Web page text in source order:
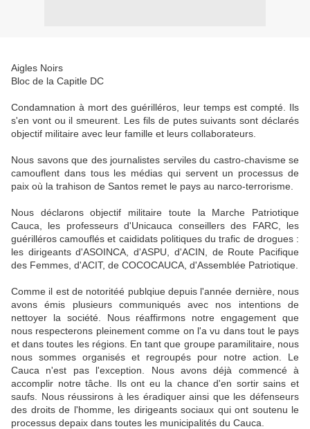
Aigles Noirs
Bloc de la Capitle DC
Condamnation à mort des guérilléros, leur temps est compté. Ils
s'en vont ou il smeurent. Les fils de putes suivants sont déclarés
objectif militaire avec leur famille et leurs collaborateurs.
Nous savons que des journalistes serviles du castro-chavisme se
camouflent dans tous les médias qui servent un processus de
paix où la trahison de Santos remet le pays au narco-terrorisme.
Nous déclarons objectif militaire toute la Marche Patriotique
Cauca, les professeurs d'Unicauca conseillers des FARC, les
guérilléros camouflés et caididats politiques du trafic de drogues :
les dirigeants d'ASOINCA, d'ASPU, d'ACIN, de Route Pacifique
des Femmes, d'ACIT, de COCOCAUCA, d'Assemblée Patriotique.
Comme il est de notoritéé publqiue depuis l'année dernière, nous
avons émis plusieurs communiqués avec nos intentions de
nettoyer la société. Nous réaffirmons notre engagement que
nous respecterons pleinement comme on l'a vu dans tout le pays
et dans toutes les régions. En tant que groupe paramilitaire, nous
nous sommes organisés et regroupés pour notre action. Le
Cauca n'est pas l'exception. Nous avons déjà commencé à
accomplir notre tâche. Ils ont eu la chance d'en sortir sains et
saufs. Nous réussirons à les éradiquer ainsi que les défenseurs
des droits de l'homme, les dirigeants sociaux qui ont soutenu le
processus depaix dans toutes les municipalités du Cauca.